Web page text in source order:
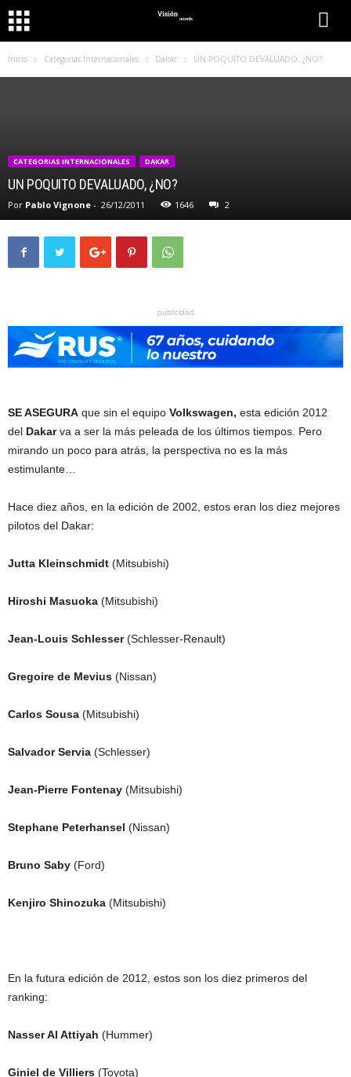
Inicio Categorias Internacionales Dakar UN POQUITO DEVALUADO, ¿NO?
CATEGORIAS INTERNACIONALES DAKAR
UN POQUITO DEVALUADO, ¿NO?
Por Pablo Vignone - 26/12/2011 1646 2
publicidad
SE ASEGURA que sin el equipo Volkswagen, esta edición 2012
del Dakarva a ser la más peleada de los últimos tiempos. Pero
mirando un poco para atrás, la perspectiva no es la más
estimulante…
Hace diez años, en la edición de 2002, estos eran los diez mejores
pilotos del Dakar:
Jutta Kleinschmidt (Mitsubishi)
Hiroshi Masuoka (Mitsubishi)
Jean-Louis Schlesser(Schlesser-Renault)
Gregoire de Mevius (Nissan)
Carlos Sousa (Mitsubishi)
Salvador Servia (Schlesser)
Jean-Pierre Fontenay (Mitsubishi)
Stephane Peterhansel (Nissan)
Bruno Saby (Ford)
Kenjiro Shinozuka (Mitsubishi)
En la futura edición de 2012, estos son los diez primeros del
ranking:
Nasser Al Attiyah (Hummer)
Giniel de Villiers (Toyota)